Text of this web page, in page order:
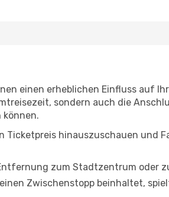
einen erheblichen Einfluss auf
sondern auch die
Ticketpreis hinauszuschauen und
zum Stadtzentrum oder
Zwischenstopp beinhaltet,